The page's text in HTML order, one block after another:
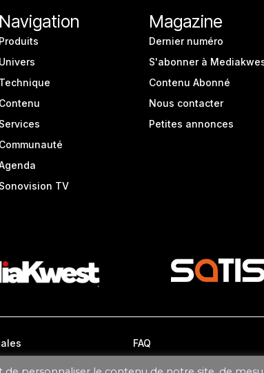
Navigation
Produits
Univers
Technique
Contenu
Services
Communauté
Sonovision TV
Magazine
Dernier numéro
S'abonner à
Contenu Abonné
Nous contacter
Petites annonces
FAQ